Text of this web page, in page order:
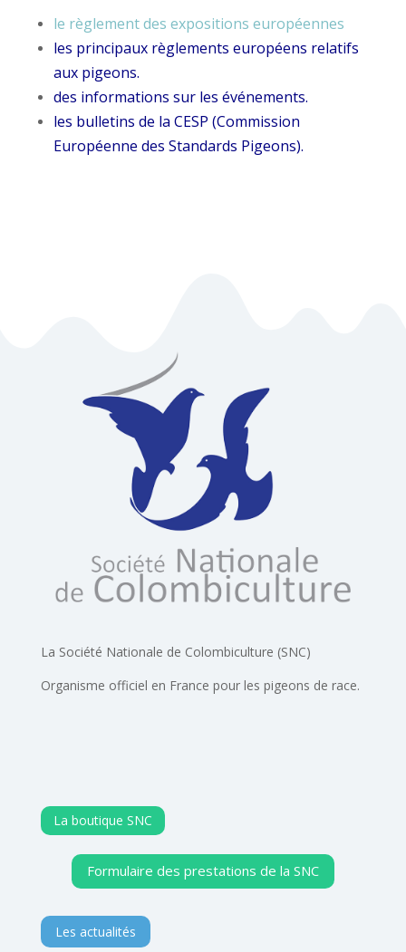
le règlement des expositions européennes
les principaux règlements européens relatifs
aux pigeons.
des informations sur les événements.
les bulletins de la CESP (Commission
Européenne des Standards Pigeons).
La Société Nationale de Colombiculture (SNC)
Organisme officiel en France pour les pigeons de race.
La boutique SNC
Formulaire des prestations de la SNC
Les actualités